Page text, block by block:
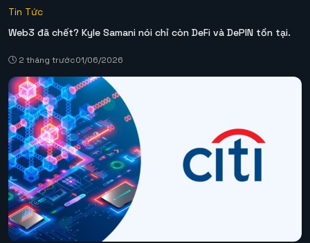
Tin Tức
Web3 đã chết? Kyle Samani nói chỉ còn DeFi và DePIN tồn tại.
2 tháng trước01/06/2026